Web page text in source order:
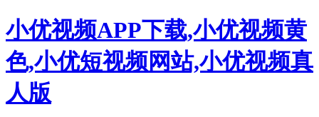
小优视频APP下载,小优视频黄
色,小优短视频网站,小优视频真
人版